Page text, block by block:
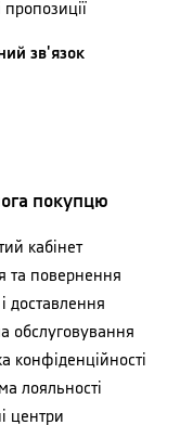
пропозиції
зв'язок
покупцю
кабінет
та повернення
доставлення
обслуговування
конфіденційності
лояльності
центри